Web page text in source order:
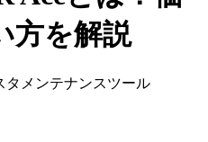
方を解説
タメンテナンスツール